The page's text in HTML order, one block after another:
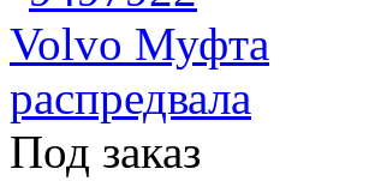
Под заказ